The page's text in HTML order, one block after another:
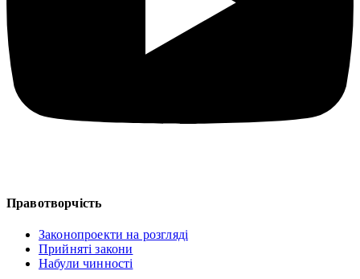
Правотворчість
Законопроекти на розгляді
Прийняті закони
Набули чинності